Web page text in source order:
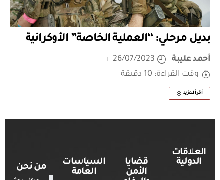
بديل مرحلي: “العملية الخاصة” الأوكرانية
أحمد عليبة
26/07/2023
وقت القراءة: 10 دقيقة
أقرأ المزيد
العلاقات
الدولية
قضايا
الأمن
السياسات
العامة
من نحن